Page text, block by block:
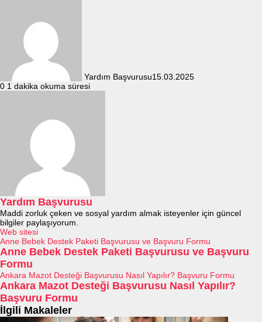
Yardım Başvurusu15.03.2025
0 1 dakika okuma süresi
Yardım Başvurusu
Maddi zorluk çeken ve sosyal yardım almak isteyenler için güncel
bilgiler paylaşıyorum.
Web sitesi
Anne Bebek Destek Paketi Başvurusu ve Başvuru Formu
Anne Bebek Destek Paketi Başvurusu ve Başvuru
Formu
Ankara Mazot Desteği Başvurusu Nasıl Yapılır? Başvuru Formu
Ankara Mazot Desteği Başvurusu Nasıl Yapılır?
Başvuru Formu
İlgili Makaleler